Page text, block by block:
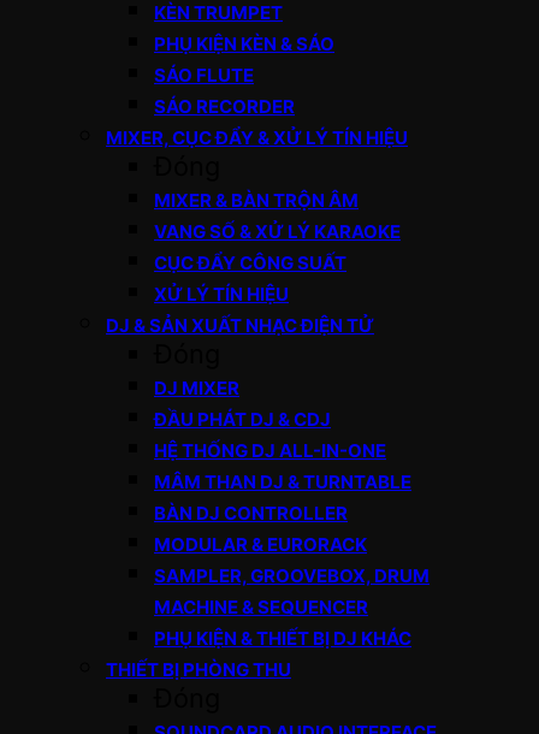
KÈN TRUMPET
PHỤ KIỆN KÈN & SÁO
SÁO FLUTE
SÁO RECORDER
MIXER, CỤC ĐẨY & XỬ LÝ TÍN HIỆU
MIXER & BÀN TRỘN ÂM
VANG SỐ & XỬ LÝ KARAOKE
CỤC ĐẨY CÔNG SUẤT
XỬ LÝ TÍN HIỆU
DJ & SẢN XUẤT NHẠC ĐIỆN TỬ
DJ MIXER
ĐẦU PHÁT DJ & CDJ
HỆ THỐNG DJ ALL-IN-ONE
MÂM THAN DJ & TURNTABLE
BÀN DJ CONTROLLER
MODULAR & EURORACK
SAMPLER, GROOVEBOX, DRUM
MACHINE & SEQUENCER
PHỤ KIỆN & THIẾT BỊ DJ KHÁC
THIẾT BỊ PHÒNG THU